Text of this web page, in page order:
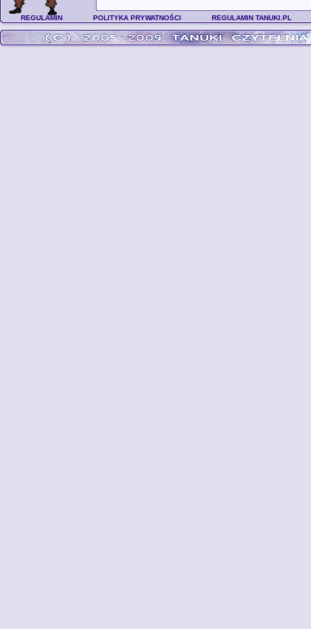
REGULAMIN POLITYKA PRYWATNOŚCI REGULAMIN TANUKI.PL